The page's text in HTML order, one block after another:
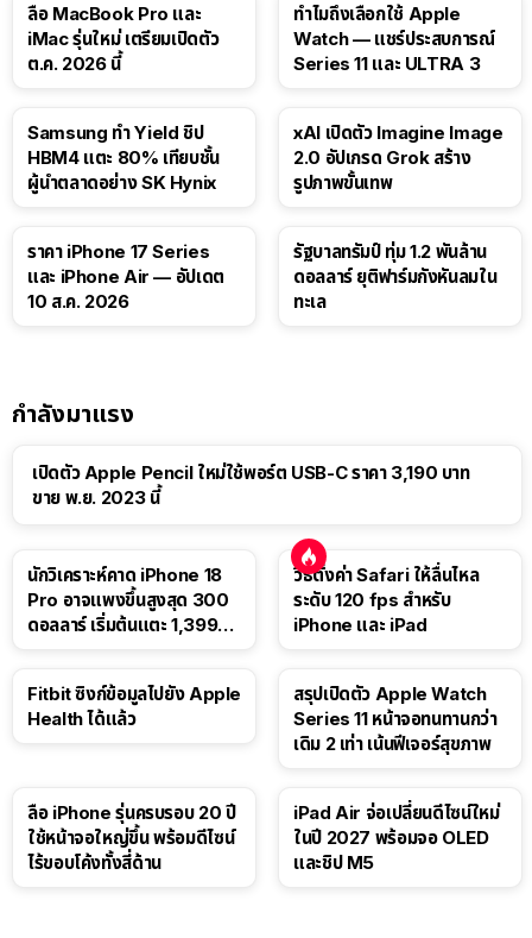
ลือ MacBook Pro และ
iMac รุ่นใหม่ เตรียมเปิดตัว
ต.ค. 2026 นี้
ทำไมถึงเลือกใช้ Apple
Watch — แชร์ประสบการณ์
Series 11 และ ULTRA 3
Samsung ทำ Yield ชิป
HBM4 แตะ 80% เทียบชั้น
ผู้นำตลาดอย่าง SK Hynix
xAI เปิดตัว Imagine Image
2.0 อัปเกรด Grok สร้าง
รูปภาพขั้นเทพ
ราคา iPhone 17 Series
และ iPhone Air — อัปเดต
10 ส.ค. 2026
รัฐบาลทรัมป์ ทุ่ม 1.2 พันล้าน
ดอลลาร์ ยุติฟาร์มกังหันลมใน
ทะเล
กำลังมาแรง
เปิดตัว Apple Pencil ใหม่ใช้พอร์ต USB-C ราคา 3,190 บาท
ขาย พ.ย. 2023 นี้
นักวิเคราะห์คาด iPhone 18
Pro อาจแพงขึ้นสูงสุด 300
ดอลลาร์ เริ่มต้นแตะ 1,399
วิธีตั้งค่า Safari ให้ลื่นไหล
ระดับ 120 fps สำหรับ
iPhone และ iPad
Fitbit ซิงก์ข้อมูลไปยัง Apple
Health ได้แล้ว
สรุปเปิดตัว Apple Watch
Series 11 หน้าจอทนทานกว่า
เดิม 2 เท่า เน้นฟีเจอร์สุขภาพ
ลือ iPhone รุ่นครบรอบ 20 ปี
ใช้หน้าจอใหญ่ขึ้น พร้อมดีไซน์
ไร้ขอบโค้งทั้งสี่ด้าน
iPad Air จ่อเปลี่ยนดีไซน์ใหม่
ในปี 2027 พร้อมจอ OLED
และชิป M5